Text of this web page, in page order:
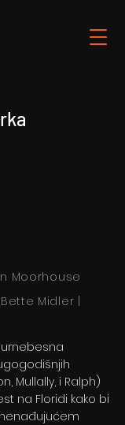
Moorhouse
Midler |
Mullally, i Ralph)
na Floridi kako bi